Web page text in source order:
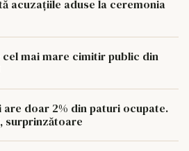
acuzațiile aduse la ceremonia
cel mai mare cimitir public din
are doar 2% din paturi ocupate.
surprinzătoare